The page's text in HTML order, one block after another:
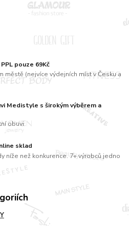
pouze 69Kč
městě (nejvíce výdejních míst v Česku a
Medistyle s širokým výběrem a
obuvi
sklad
níže než konkurence. 7+ výrobců jedno